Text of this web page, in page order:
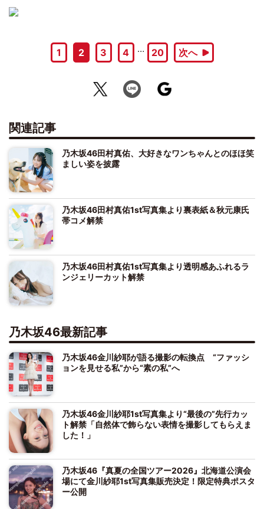
1 2 3 4 … 20 次へ
関連記事
乃木坂46田村真佑、大好きなワンちゃんとのほほ笑
ましい姿を披露
乃木坂46田村真佑1st写真集より裏表紙＆秋元康氏
帯コメ解禁
乃木坂46田村真佑1st写真集より透明感あふれるラ
ンジェリーカット解禁
乃木坂46最新記事
乃木坂46金川紗耶が語る撮影の転換点 “ファッシ
ョンを見せる私”から“素の私”へ
乃木坂46金川紗耶1st写真集より“最後の”先行カッ
ト解禁「自然体で飾らない表情を撮影してもらえま
した！」
乃木坂46『真夏の全国ツアー2026』北海道公演会
場にて金川紗耶1st写真集販売決定！限定特典ポスタ
ー公開